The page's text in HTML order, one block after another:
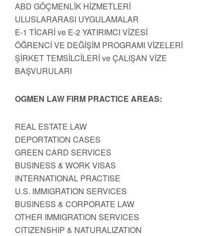
ABD GÖÇMENLİK HİZMETLERİ
ULUSLARARASI UYGULAMALAR
E-1 TİCARİ ve E-2 YATIRIMCI VİZESİ
ÖĞRENCİ VE DEĞİŞİM PROGRAMI VİZELERİ
ŞİRKET TEMSİLCİLERİ ve ÇALIŞAN VİZE
BAŞVURULARI
OGMEN LAW FIRM PRACTICE AREAS:
REAL ESTATE LAW
DEPORTATION CASES
GREEN CARD SERVICES
BUSINESS & WORK VISAS
INTERNATIONAL PRACTISE
U.S. IMMIGRATION SERVICES
BUSINESS & CORPORATE LAW
OTHER IMMIGRATION SERVICES
CITIZENSHIP & NATURALIZATION